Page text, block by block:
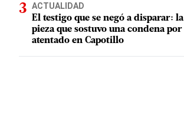
ACTUALIDAD
El testigo que se negó a disparar: la
pieza que sostuvo una condena por
atentado en Capotillo